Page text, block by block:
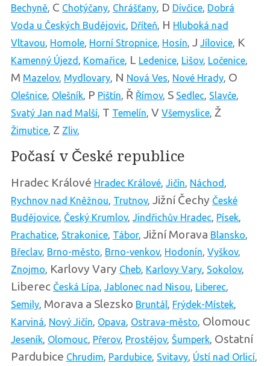
Bechyně, C Chotýčany, Chrášťany, D Dívčice, Dobrá
Voda u Českých Budějovic, Dříteň, H Hluboká nad
Vltavou, Homole, Horní Stropnice, Hosín, J Jílovice, K
Kamenný Újezd , Komařice, L Ledenice, Lišov, Ločenice,
M Mazelov, Mydlovary, N Nová Ves, Nové Hrady, O
Olešnice, Olešník, P Pištín, Ř Římov, S Sedlec, Slavče,
Svatý Jan nad Malší, T Temelín, V Všemyslice, Ž
Žimutice, Z Zliv,
Počasí v České republice
Hradec Králové Hradec Králové, Jičín, Náchod ,
Rychnov nad Kněžnou, Trutnov, Jižní Čechy České
Budějovice, Český Krumlov, Jindřichův Hradec, Písek,
Prachatice, Strakonice, Tábor, Jižní Morava Blansko,
Břeclav, Brno-město, Brno-venkov, Hodonín, Vyškov,
Znojmo, Karlovy Vary Cheb, Karlovy Vary, Sokolov,
Liberec Česká Lípa, Jablonec nad Nisou, Liberec,
Semily, Morava a Slezsko Bruntál, Frýdek-Místek,
Karviná, Nový Jičín, Opava, Ostrava-město, Olomouc
Jeseník, Olomouc, Přerov, Prostějov, Šumperk, Ostatní
Pardubice Chrudim, Pardubice, Svitavy, Ústí nad Orlicí,